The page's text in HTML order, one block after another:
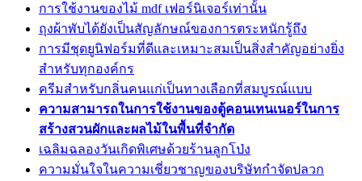
การใช้งานของไม้ mdf เฟอร์นิเจอร์เท่านั้น
ถุงผ้าพับได้ยังเป็นสัญลักษณ์ของการตระหนักรู้ถึง
การมีชุดยูนิฟอร์มที่ดีและเหมาะสมเป็นสิ่งสำคัญอย่างยิ่ง
สำหรับทุกองค์กร
ครีมสำหรับกลิ่นคนแก่เป็นทางเลือกที่สมบูรณ์แบบ
ความสามารถในการใช้งานของตู้คอนเทนเนอร์ในการ
สร้างสวนผักและผลไม้ในพื้นที่จำกัด
เฉลิมฉลองวันเกิดพิเศษด้วยร้านลูกโป่ง
ความมั่นใจในความเชี่ยวชาญของบริษัทกำจัดปลวก